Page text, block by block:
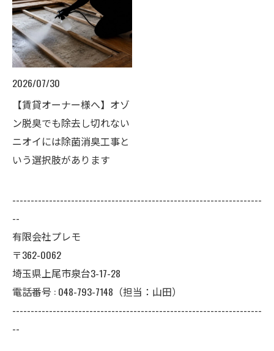
2026/07/30
【賃貸オーナー様へ】オゾ
ン脱臭でも除去し切れない
ニオイには除菌消臭工事と
いう選択肢があります
--------------------------------------------------------------------
--
有限会社プレモ
〒362-0062
埼玉県上尾市泉台3-17-28
電話番号 : 048-793-7148（担当：山田）
--------------------------------------------------------------------
--